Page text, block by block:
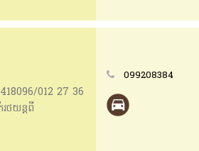
012 27 36
ថយន្តពី
099208384